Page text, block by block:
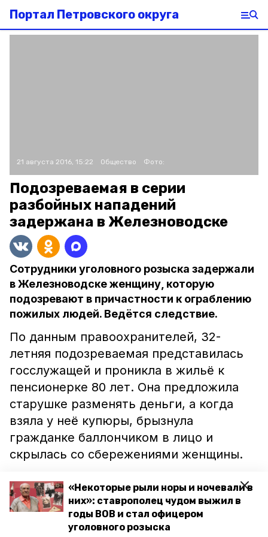
«Некоторые рыли норы и ночевали в
них»: ставрополец чудом выжил в
годы ВОВ и стал офицером
уголовного розыска
Портал Петровского округа
21 августа 2016, 15:22 Общество Фото:
Подозреваемая в серии
разбойных нападений
задержана в Железноводске
Сотрудники уголовного розыска задержали
в Железноводске женщину, которую
подозревают в причастности к ограблению
пожилых людей. Ведётся следствие.
По данным правоохранителей, 32-
летняя подозреваемая представилась
госслужащей и проникла в жильё к
пенсионерке 80 лет. Она предложила
старушке разменять деньги, а когда
взяла у неё купюры, брызнула
гражданке баллончиком в лицо и
скрылась со сбережениями женщины.
Благодаря быстрой реакции
сотрудников МВД предполагаемая
разбойница была задержана. Позже